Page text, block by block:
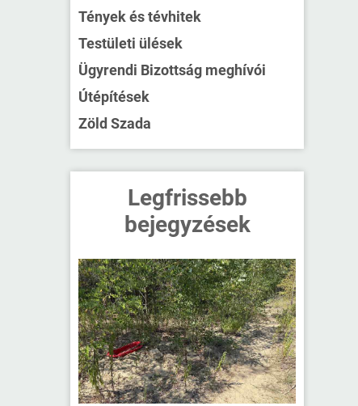
Tények és tévhitek
Testületi ülések
Ügyrendi Bizottság meghívói
Útépítések
Zöld Szada
Legfrissebb
bejegyzések